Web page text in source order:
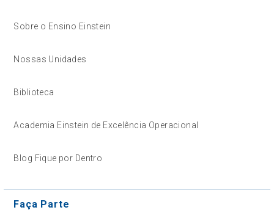
Sobre o Ensino Einstein
Nossas Unidades
Biblioteca
Academia Einstein de Excelência Operacional
Blog Fique por Dentro
Faça Parte